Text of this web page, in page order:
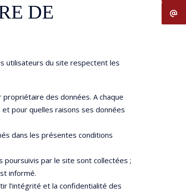
DE
utilisateurs du site respectent les
des données. A chaque
pour quelles raisons ses données
dans les présentes conditions
poursuivis par le site sont collectées ;
informé.
l’intégrité et la confidentialité des